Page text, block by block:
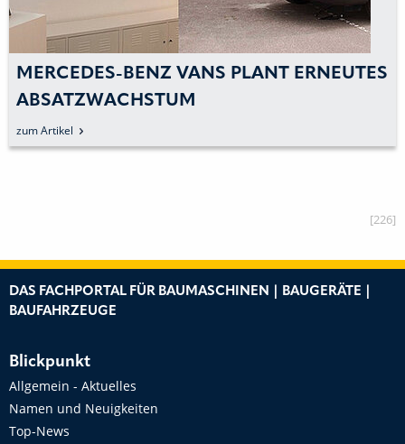
MERCEDES-BENZ VANS PLANT ERNEUTES
ABSATZWACHSTUM
zum Artikel
[226]
DAS FACHPORTAL FÜR BAUMASCHINEN | BAUGERÄTE |
BAUFAHRZEUGE
Blickpunkt
Allgemein - Aktuelles
Namen und Neuigkeiten
Top-News